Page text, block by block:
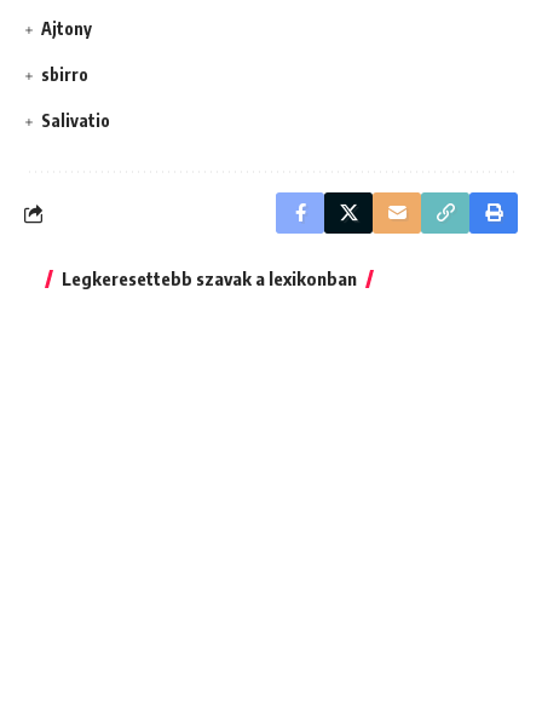
Ajtony
sbirro
Salivatio
Legkeresettebb szavak a lexikonban